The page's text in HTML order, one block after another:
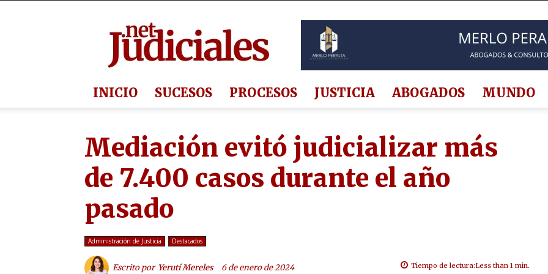
INICIO SUCESOS PROCESOS JUSTICIA ABOGADOS MUNDO
Mediación evitó judicializar más
de 7.400 casos durante el año
pasado
Administración de Justicia Destacados
Escrito por Yerutí Mereles 6 de enero de 2024 Tiempo de lectura:Less than 1 min.